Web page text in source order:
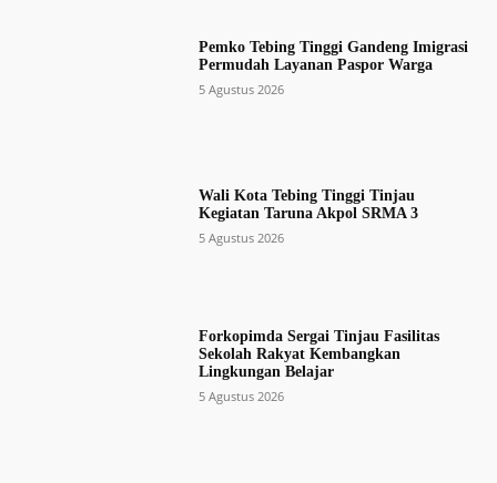
Pemko Tebing Tinggi Gandeng Imigrasi
Permudah Layanan Paspor Warga
5 Agustus 2026
Wali Kota Tebing Tinggi Tinjau
Kegiatan Taruna Akpol SRMA 3
5 Agustus 2026
Forkopimda Sergai Tinjau Fasilitas
Sekolah Rakyat Kembangkan
Lingkungan Belajar
5 Agustus 2026